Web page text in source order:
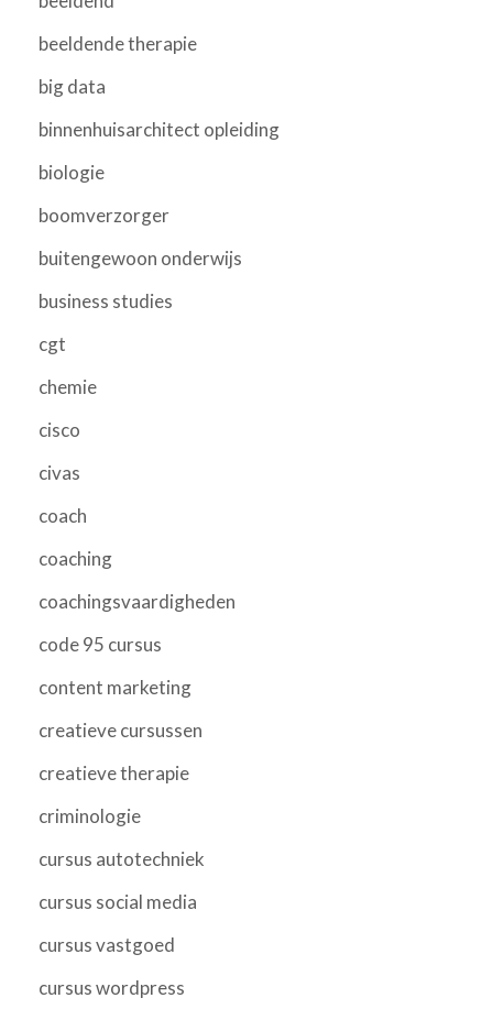
beeldende therapie
big data
binnenhuisarchitect opleiding
biologie
boomverzorger
buitengewoon onderwijs
business studies
cgt
chemie
cisco
civas
coach
coaching
coachingsvaardigheden
code 95 cursus
content marketing
creatieve cursussen
creatieve therapie
criminologie
cursus autotechniek
cursus social media
cursus vastgoed
cursus wordpress